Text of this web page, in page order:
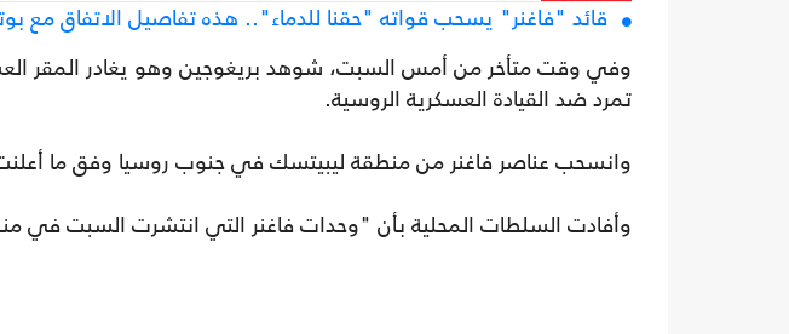
قائد "فاغنر" يسحب قواته "حقنا للدماء".. هذه تفاصيل الاتفاق مع
وفي وقت متأخر من أمس السبت، شوهد بريغوجين وهو يغادر المقر
تمرد ضد القيادة العسكرية الروسية.
وانسحب عناصر فاغنر من منطقة ليبيتسك في جنوب روسيا وفق ما أعلنت
وأفادت السلطات المحلية بأن "وحدات فاغنر التي انتشرت السبت في